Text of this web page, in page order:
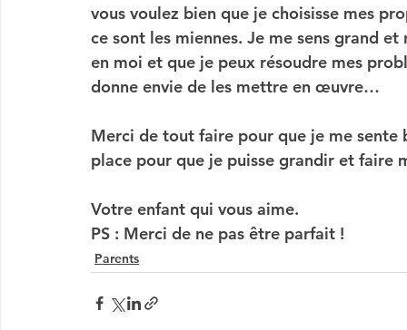
vous voulez bien que je choisisse mes
ce sont les miennes. Je me sens grand
en moi et que je peux résoudre mes
donne envie de les mettre en œuvre…
Merci de tout faire pour que je me
place pour que je puisse grandir et faire
Votre enfant qui vous aime.
PS : Merci de ne pas être parfait !
Parents